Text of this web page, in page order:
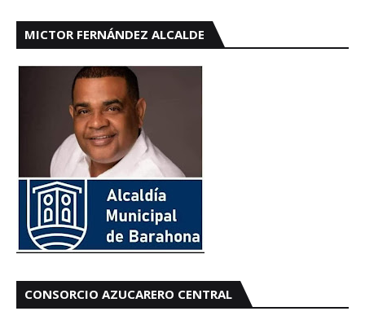
MICTOR FERNÁNDEZ ALCALDE
CONSORCIO AZUCARERO CENTRAL